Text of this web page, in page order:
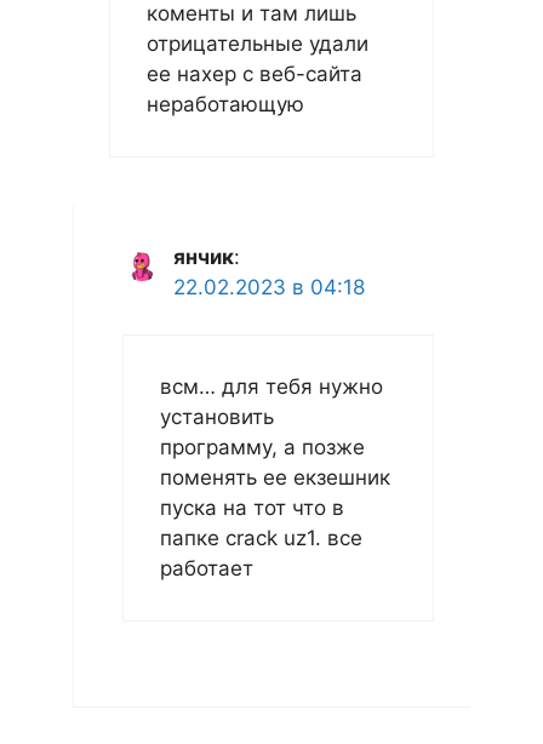
коменты и там лишь
отрицательные удали
ее нахер с веб-сайта
неработающую
янчик:
22.02.2023 в 04:18
всм… для тебя нужно
установить
программу, а позже
поменять ее екзешник
пуска на тот что в
папке crack uz1. все
работает